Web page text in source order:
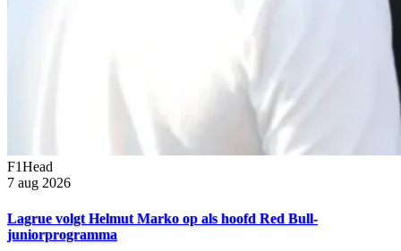
F1Head
7 aug 2026
Lagrue volgt Helmut Marko op als hoofd Red Bull-
juniorprogramma